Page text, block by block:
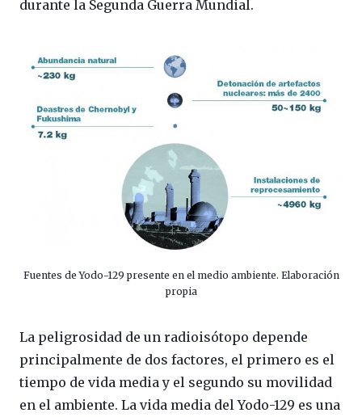
durante la Segunda Guerra Mundial.
Fuentes de Yodo-129 presente en el medio ambiente. Elaboración
propia
La peligrosidad de un radioisótopo depende
principalmente de dos factores, el primero es el
tiempo de vida media y el segundo su movilidad
en el ambiente. La vida media del Yodo-129 es una